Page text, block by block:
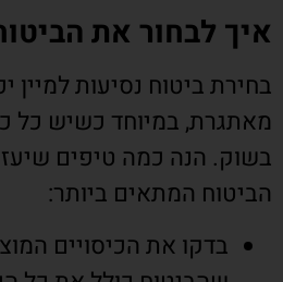
איך לבחור את
בחירת ביטוח נסיעות למיין
מאתגרת, במיוחד כשיש כל
בשוק. הנה כמה טיפים
הביטוח המתאים ביותר:
בדקו את הכיסויים